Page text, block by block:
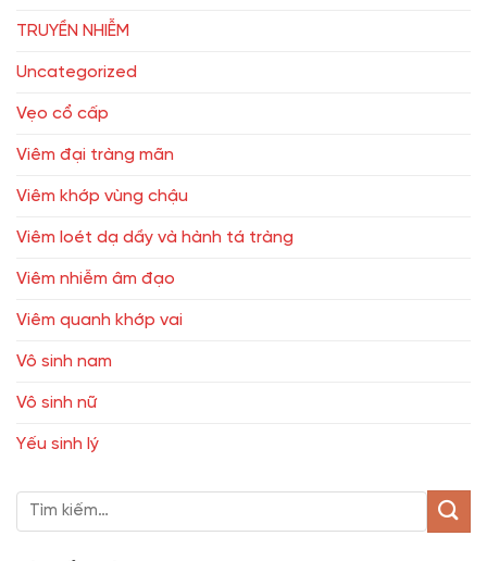
TRUYỀN NHIỄM
Uncategorized
Vẹo cổ cấp
Viêm đại tràng mãn
Viêm khớp vùng chậu
Viêm loét dạ dầy và hành tá tràng
Viêm nhiễm âm đạo
Viêm quanh khớp vai
Vô sinh nam
Vô sinh nữ
Yếu sinh lý